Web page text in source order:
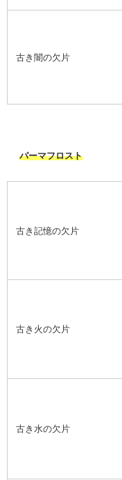
古き闇の欠片
パーマフロスト
古き記憶の欠片
古き火の欠片
古き水の欠片